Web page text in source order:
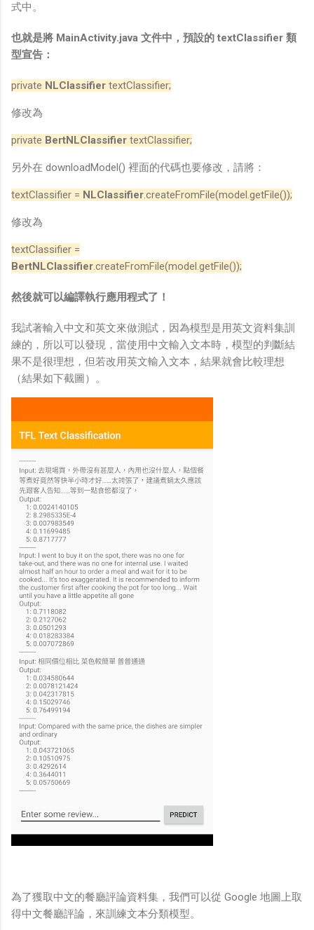
式中。
也就是將 MainActivity.java 文件中，預設的 textClassifier 類
型宣告：
private NLClassifier textClassifier;
修改為
private BertNLClassifier textClassifier;
另外在 downloadModel() 裡面的代碼也要修改，請將：
textClassifier = NLClassifier.createFromFile(model.getFile());
修改為
textClassifier =
BertNLClassifier.createFromFile(model.getFile());
然後就可以編譯執行應用程式了！
我試著輸入中文和英文來做測試，因為模型是用英文資料集訓
練的，所以可以發現，當使用中文輸入文本時，模型的判斷結
果不是很理想，但若改用英文輸入文本，結果就會比較理想
（結果如下截圖）。
為了獲取中文的餐廳評論資料集，我們可以從 Google 地圖上取
得中文餐廳評論，來訓練文本分類模型。